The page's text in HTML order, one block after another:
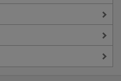
1問1答】株ドリル』
』
している方法』
長株で2億円』
クニック100』
資で2億円』